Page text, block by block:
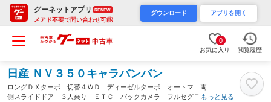
グーネットアプリ RENEW
メアド不要で問い合わせ可能
ダウンロード アプリを開く
0
お気に入り 閲覧履歴
日産 ＮＶ３５０キャラバンバン
ロングＤＸターボ 切替４ＷＤ ディーゼルターボ オートマ 両
側スライドドア ３人乗り ＥＴＣ バックカメラ フルセグＴ もっと見る